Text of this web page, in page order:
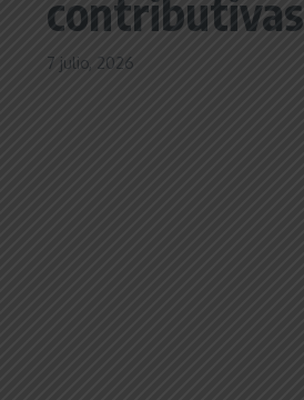
contributivas
7 julio, 2026